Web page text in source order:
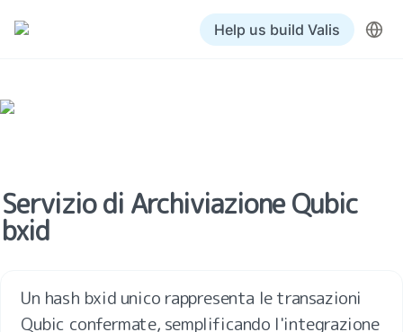
Help us build Valis
Servizio di Archiviazione Qubic
bxid
Un hash bxid unico rappresenta le transazioni
Qubic confermate, semplificando l'integrazione